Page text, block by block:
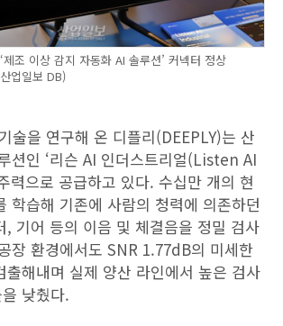
제조 이상 감지 자동화 AI 솔루션’ 커넥터 정상
업일보 DB)
술을 연구해 온 디플리(DEEPLY)는 산
션인 ‘리슨 AI 인더스트리얼(Listen AI
으로 공급하고 있다. 수십만 개의 현
학습해 기존에 사람의 청력에 의존하던
, 기어 등의 이음 및 체결음을 정밀 검사
장 환경에서도 SNR 1.77dB의 미세한
출해내며 실제 양산 라인에서 높은 검사
낮췄다.